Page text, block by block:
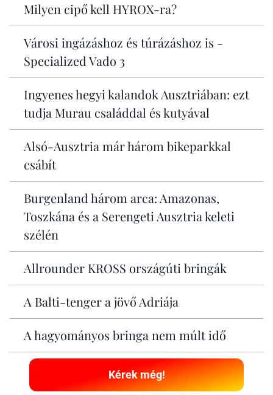
Milyen cipő kell HYROX-ra?
Városi ingázáshoz és túrázáshoz is -
Specialized Vado 3
Ingyenes hegyi kalandok Ausztriában: ezt
tudja Murau családdal és kutyával
Alsó-Ausztria már három bikeparkkal
csábít
Burgenland három arca: Amazonas,
Toszkána és a Serengeti Ausztria keleti
szélén
Allrounder KROSS országúti bringák
A Balti-tenger a jövő Adriája
A hagyományos bringa nem múlt idő
Kérek még!